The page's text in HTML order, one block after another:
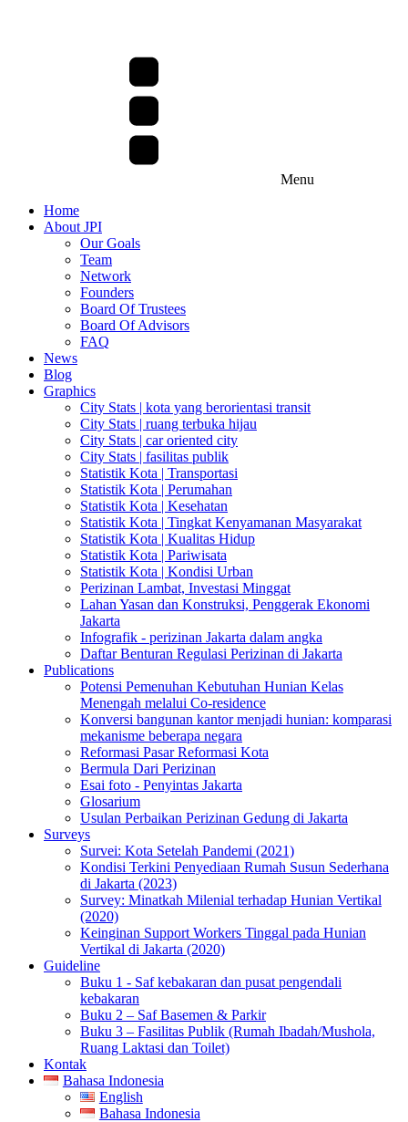
Menu
Home
About JPI
Our Goals
Team
Network
Founders
Board Of Trustees
Board Of Advisors
FAQ
News
Blog
Graphics
City Stats | kota yang berorientasi transit
City Stats | ruang terbuka hijau
City Stats | car oriented city
City Stats | fasilitas publik
Statistik Kota | Transportasi
Statistik Kota | Perumahan
Statistik Kota | Kesehatan
Statistik Kota | Tingkat Kenyamanan Masyarakat
Statistik Kota | Kualitas Hidup
Statistik Kota | Pariwisata
Statistik Kota | Kondisi Urban
Perizinan Lambat, Investasi Minggat
Lahan Yasan dan Konstruksi, Penggerak Ekonomi
Jakarta
Infografik - perizinan Jakarta dalam angka
Daftar Benturan Regulasi Perizinan di Jakarta
Publications
Potensi Pemenuhan Kebutuhan Hunian Kelas
Menengah melalui Co-residence
Konversi bangunan kantor menjadi hunian: komparasi
mekanisme beberapa negara
Reformasi Pasar Reformasi Kota
Bermula Dari Perizinan
Esai foto - Penyintas Jakarta
Glosarium
Usulan Perbaikan Perizinan Gedung di Jakarta
Surveys
Survei: Kota Setelah Pandemi (2021)
Kondisi Terkini Penyediaan Rumah Susun Sederhana
di Jakarta (2023)
Survey: Minatkah Milenial terhadap Hunian Vertikal
(2020)
Keinginan Support Workers Tinggal pada Hunian
Vertikal di Jakarta (2020)
Guideline
Buku 1 - Saf kebakaran dan pusat pengendali
kebakaran
Buku 2 – Saf Basemen & Parkir
Buku 3 – Fasilitas Publik (Rumah Ibadah/Mushola,
Ruang Laktasi dan Toilet)
Kontak
Bahasa Indonesia
English
Bahasa Indonesia